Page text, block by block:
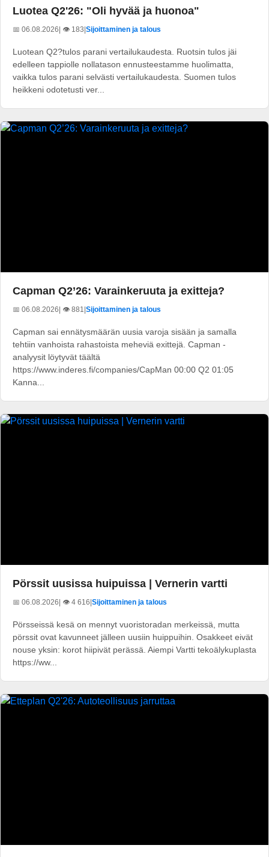
Luotea Q2'26: "Oli hyvää ja huonoa"
📅 06.08.2026 | 👁️ 183 Sijoittaminen ja talous
Luotean Q2?tulos parani vertailukaudesta. Ruotsin tulos jäi
edelleen tappiolle nollatason ennusteestamme huolimatta,
vaikka tulos parani selvästi vertailukaudesta. Suomen tulos
heikkeni odotetusti ver...
Capman Q2’26: Varainkeruuta ja exitteja?
📅 06.08.2026 | 👁️ 881 Sijoittaminen ja talous
Capman sai ennätysmäärän uusia varoja sisään ja samalla
tehtiin vanhoista rahastoista meheviä exittejä. Capman -
analyysit löytyvät täältä
https://www.inderes.fi/companies/CapMan 00:00 Q2 01:05
Kanna...
Pörssit uusissa huipuissa | Vernerin vartti
📅 06.08.2026| 👁️ 4 616|Sijoittaminen ja talous
Pörsseissä kesä on mennyt vuoristoradan merkeissä, mutta
pörssit ovat kavunneet jälleen uusiin huippuihin. Osakkeet eivät
nouse yksin: korot hiipivät perässä. Aiempi Vartti tekoälykuplasta
https://ww...